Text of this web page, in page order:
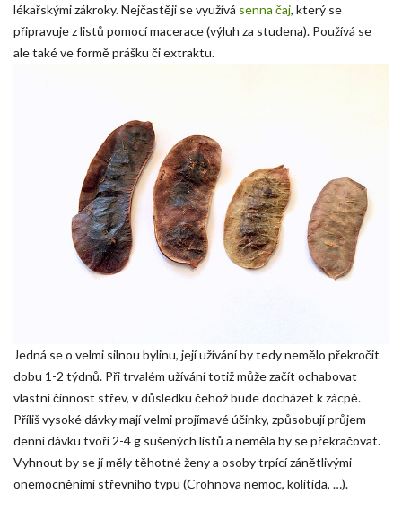
lékařskými zákroky. Nejčastěji se využívá senna čaj, který se
připravuje z listů pomocí macerace (výluh za studena). Používá se
ale také ve formě prášku či extraktu.
Jedná se o velmi silnou bylinu, její užívání by tedy nemělo překročit
dobu 1-2 týdnů. Při trvalém užívání totiž může začít ochabovat
vlastní činnost střev, v důsledku čehož bude docházet k zácpě.
Příliš vysoké dávky mají velmi projímavé účinky, způsobují průjem –
denní dávku tvoří 2-4 g sušených listů a neměla by se překračovat.
Vyhnout by se jí měly těhotné ženy a osoby trpící zánětlivými
onemocněními střevního typu (Crohnova nemoc, kolitida, …).